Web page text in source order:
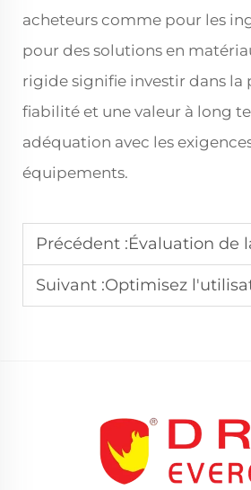
acheteurs comme pour les
pour des solutions en
rigide signifie investir dans la
fiabilité et une valeur à long
adéquation avec les
équipements.
Précédent :Évaluation de la flexibilité de conception
Suivant :Optimisez l'utilisation avec votre